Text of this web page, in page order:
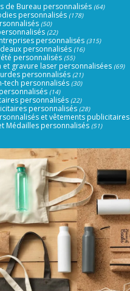
de Bureau personnalisés (64)
personnalisés (178)
(50)
(22)
personnalisés (315)
personnalisés (16)
personnalisés (55)
et gravure laser personnalisées (69)
personnalisés (21)
tech personnalisés (30)
(14)
personnalisés (22)
personnalisés (28)
et vêtements publicitaires
Médailles personnalisés (51)